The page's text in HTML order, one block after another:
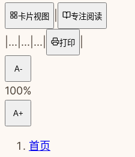
卡片视图 专注阅读
... ... ... 打印
A-
100%
A+
首页